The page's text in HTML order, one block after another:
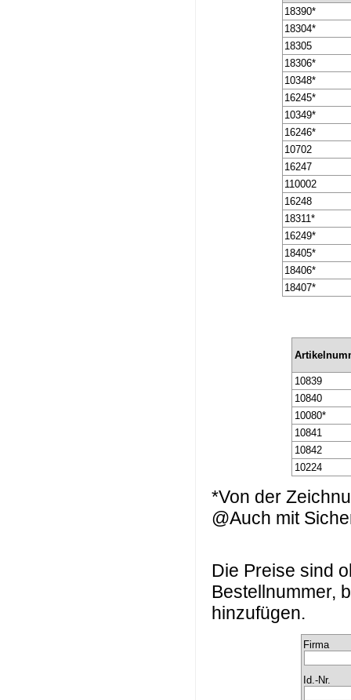
18390*
18304*
18305
18306*
10348*
16245*
10349*
16246*
10702
16247
110002
16248
18311*
16249*
18405*
18406*
18407*
10839
10840
10080*
10841
10842
10224
*Von der
@Auch mit
Die Preise sind
Bestellnummer,
hinzufügen.
Firma
Id.-Nr.